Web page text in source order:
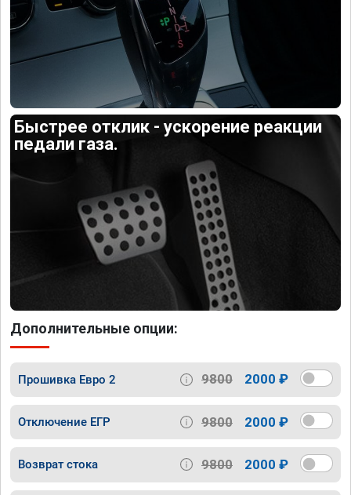
Быстрее отклик - ускорение реакции
педали газа.
Дополнительные опции:
Прошивка Евро 2 9800 2000 ₽
Отключение ЕГР 9800 2000 ₽
Возврат стока 9800 2000 ₽